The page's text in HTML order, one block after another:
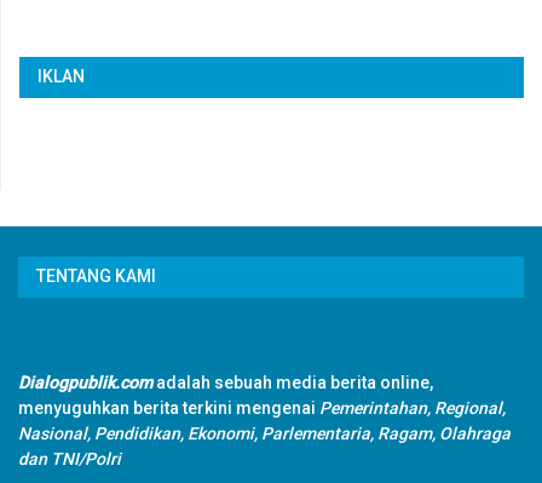
IKLAN
TENTANG KAMI
Dialogpublik.comadalah sebuah media berita online,
menyuguhkan berita terkini mengenai Pemerintahan, Regional,
Nasional, Pendidikan, Ekonomi, Parlementaria, Ragam, Olahraga
dan TNI/Polri